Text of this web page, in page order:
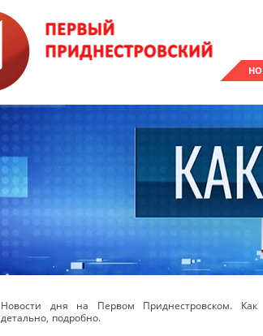
Новости дня на Первом Приднестровском.
детально, подробно.